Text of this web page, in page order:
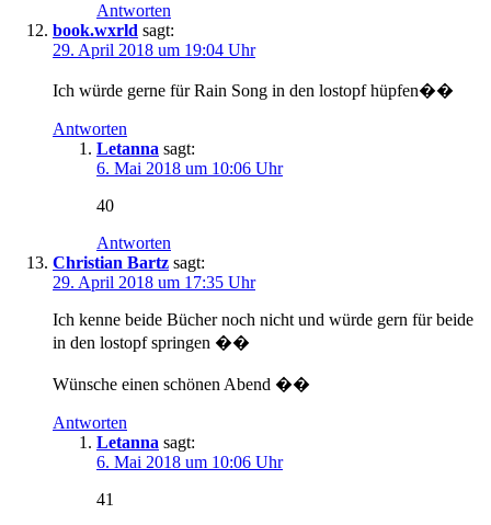
Antworten
book.wxrld sagt:
29. April 2018 um 19:04 Uhr
Ich würde gerne für Rain Song in den lostopf hüpfen��
Antworten
Letanna sagt:
6. Mai 2018 um 10:06 Uhr
40
Antworten
Christian Bartz sagt:
29. April 2018 um 17:35 Uhr
Ich kenne beide Bücher noch nicht und würde gern für beide
in den lostopf springen ��
Wünsche einen schönen Abend ��
Antworten
Letanna sagt:
6. Mai 2018 um 10:06 Uhr
41